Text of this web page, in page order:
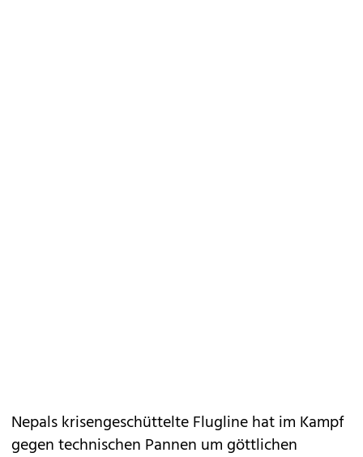
Nepals krisengeschüttelte Flugline hat im Kampf
gegen technischen Pannen um göttlichen